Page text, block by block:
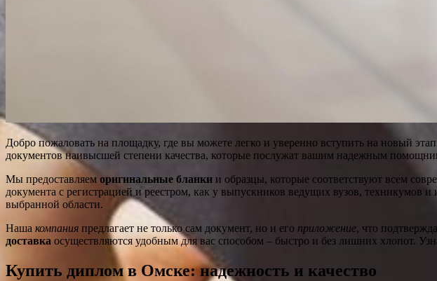
Добро пожаловать на площадку, где вы можете легко и уверенно вступить на новый
документов наивысшей степени качества, которые послужат вашим надежным
Мы предоставляем оригинальные бланки и образцы, которые соответствуют всем
документа с регистрацией и реестром, как у выпускников ведущих вузов, техникумов
выбранной области.
Наша компания предлагает не только сам документ, но и его приложение, что
доставка осуществляются удобным для вас способом – быстро и без лишних хлопот.
Купить диплом в Омске: надежность и качество